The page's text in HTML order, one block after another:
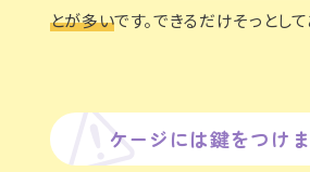
とが多いです。できるだけそっとして
ケージには鍵をつけ